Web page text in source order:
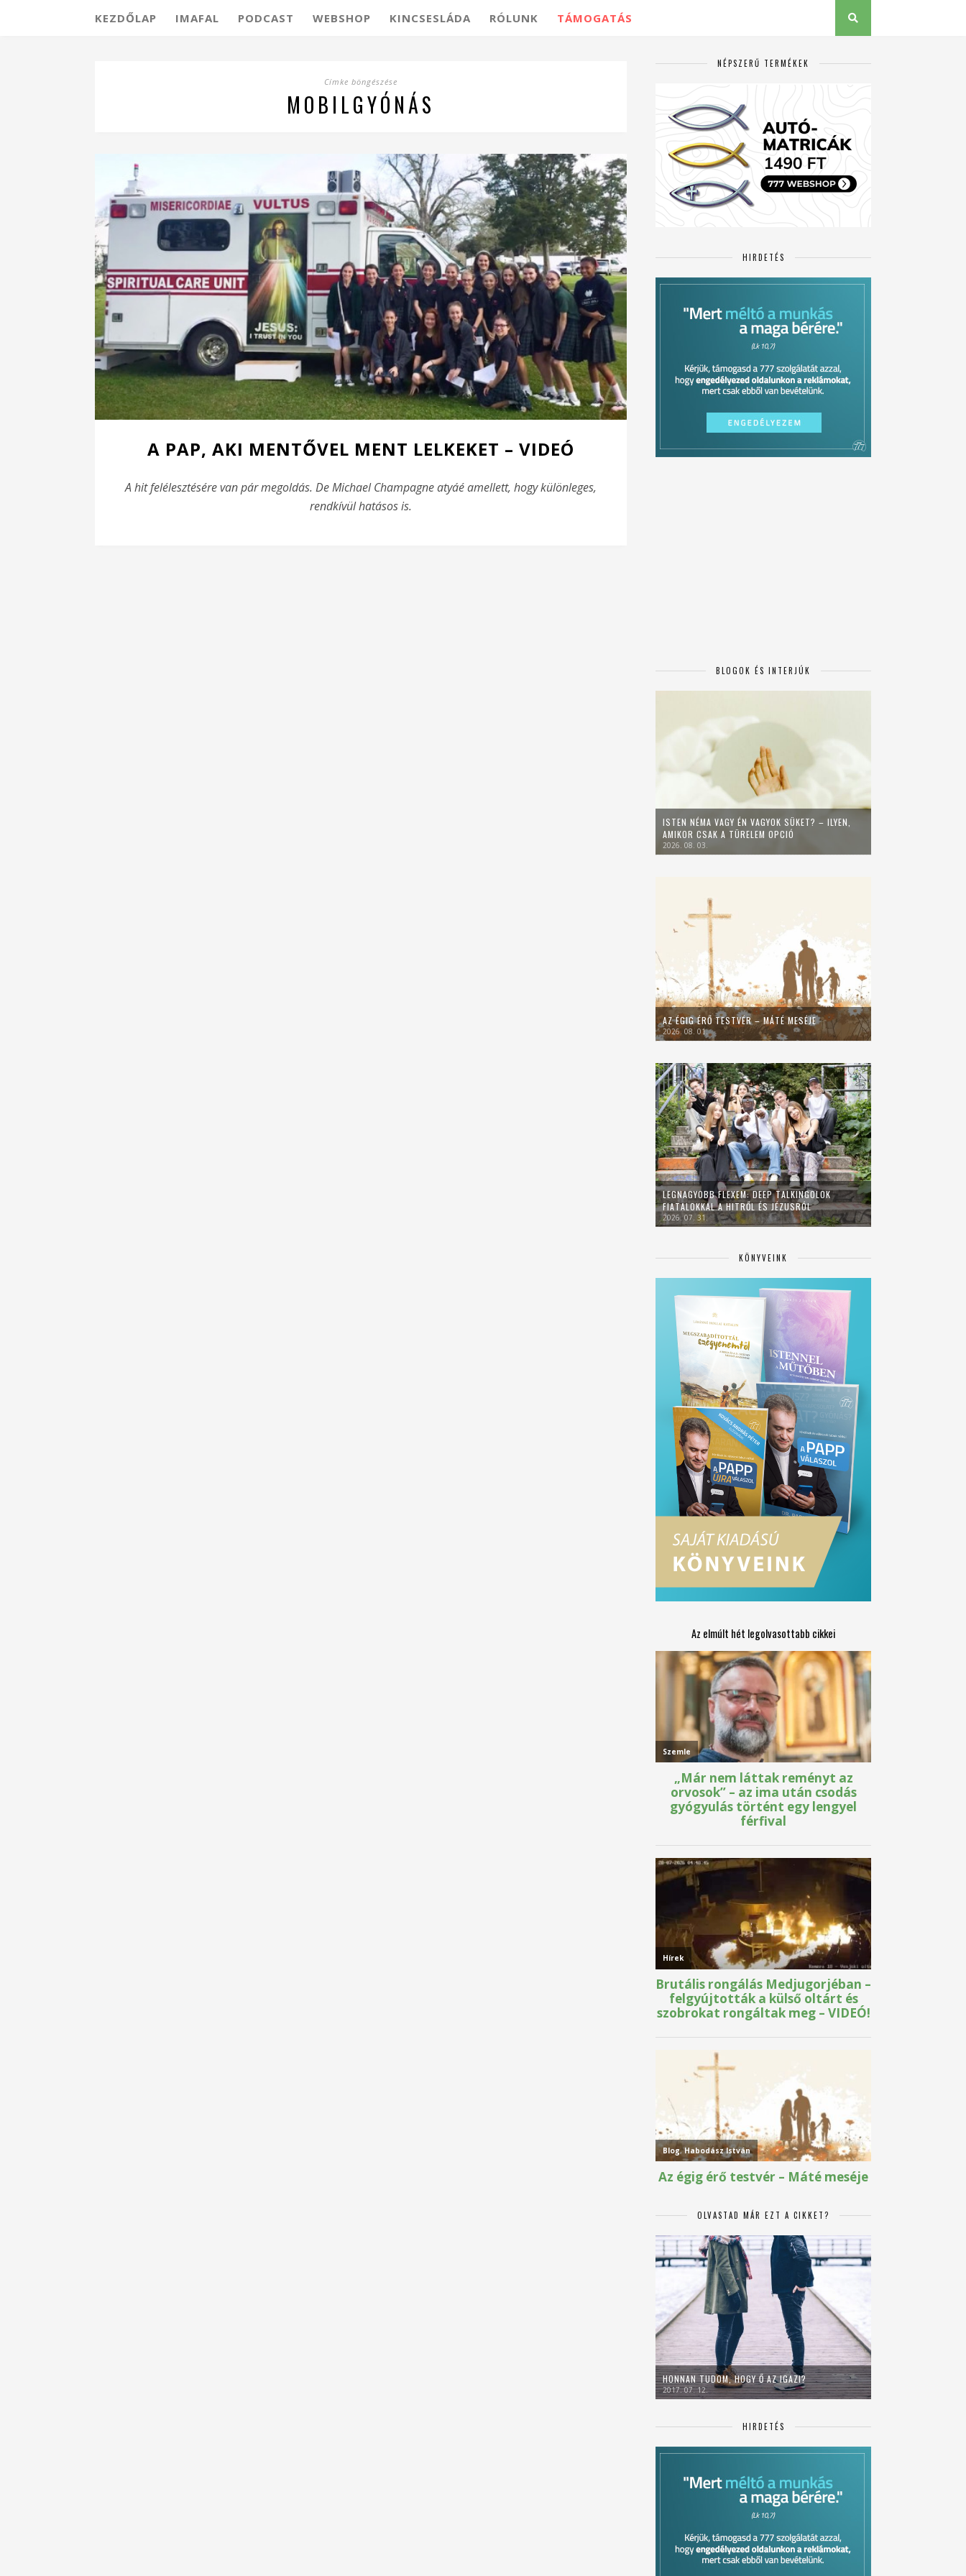
KEZDŐLAP IMAFAL PODCAST WEBSHOP KINCSESLÁDA RÓLUNK TÁMOGATÁS
Címke böngészése
MOBILGYÓNÁS
A PAP, AKI MENTŐVEL MENT LELKEKET – VIDEÓ
A hit felélesztésére van pár megoldás. De Michael Champagne atyáé amellett, hogy különleges,
rendkívül hatásos is.
NÉPSZERŰ TERMÉKEK
HIRDETÉS
BLOGOK ÉS INTERJÚK
ISTEN NÉMA VAGY ÉN VAGYOK SÜKET? – ILYEN,
AMIKOR CSAK A TÜRELEM OPCIÓ
2026. 08. 03.
AZ ÉGIG ÉRŐ TESTVÉR – MÁTÉ MESÉJE
2026. 08. 01.
LEGNAGYOBB FLEXEM: DEEP TALKINGOLOK
FIATALOKKAL A HITRŐL ÉS JÉZUSRÓL
2026. 07. 31.
KÖNYVEINK
Az elmúlt hét legolvasottabb cikkei
OLVASTAD MÁR EZT A CIKKET?
HONNAN TUDOM, HOGY Ő AZ IGAZI?
2017. 07. 12.
HIRDETÉS